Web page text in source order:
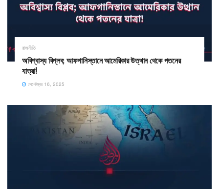
রাজনীতি
অবিশ্বাস্য বিপ্লব; আফগানিস্তানে আমেরিকার উত্থান থেকে পতনের
যাত্রা!
সেপ্টেম্বর 16, 2025